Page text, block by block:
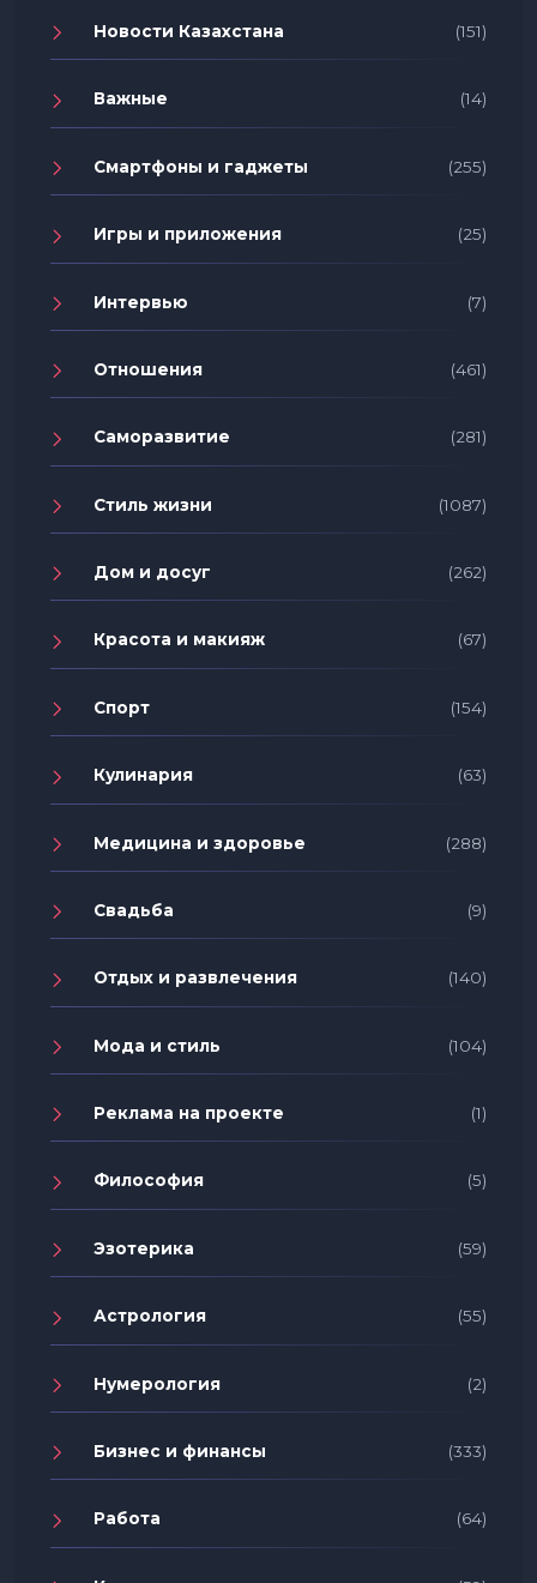
Новости Казахстана (151)
Важные (14)
Смартфоны и гаджеты (255)
Игры и приложения (25)
Интервью (7)
Отношения (461)
Саморазвитие (281)
Стиль жизни (1087)
Дом и досуг (262)
Красота и макияж (67)
Спорт (154)
Кулинария (63)
Медицина и здоровье (288)
Свадьба (9)
Отдых и развлечения (140)
Мода и стиль (104)
Реклама на проекте (1)
Философия (5)
Эзотерика (59)
Астрология (55)
Нумерология (2)
Бизнес и финансы (333)
Работа (64)